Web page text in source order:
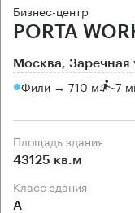
Бизнес-центр
PORTA
Москва, Заречная
Фили → 710 м ~7
Площадь здания
43125 кв.м
Класс здания
А